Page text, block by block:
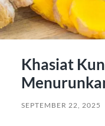
Khasiat
SEPTEMBER 22, 2025